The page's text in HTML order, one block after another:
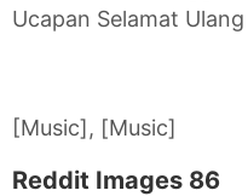
Ucapan Selamat
[Music], [Music]
Reddit Images 86